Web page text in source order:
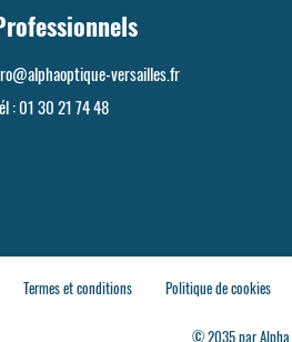
versailles.fr
:01 30 21 74 48
Termes et conditions Politique de cookies
© 2035 par Alpha